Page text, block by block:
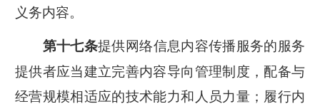
义务内容。
第十七条提供网络信息内容传播服务的服务
提供者应当建立完善内容导向管理制度，配备与
经营规模相适应的技术能力和人员力量；履行内